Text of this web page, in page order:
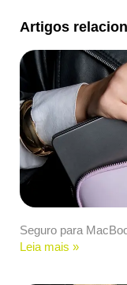
Artigos
Seguro para
Leia mais »